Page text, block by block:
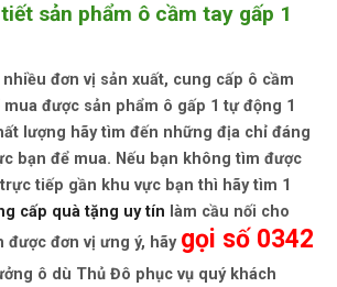
sản phẩm ô cầm tay gấp 1
nhiều đơn vị sản xuất, cung cấp ô cầm
được sản phẩm ô gấp 1 tự động 1
lượng hãy tìm đến những địa chỉ đáng
bạn để mua. Nếu bạn không tìm được
tiếp gần khu vực bạn thì hãy tìm 1
cấp quà tặng uy tín làm cầu nối cho
được đơn vị ưng ý, hãy gọi số 0342
ô dù Thủ Đô phục vụ quý khách